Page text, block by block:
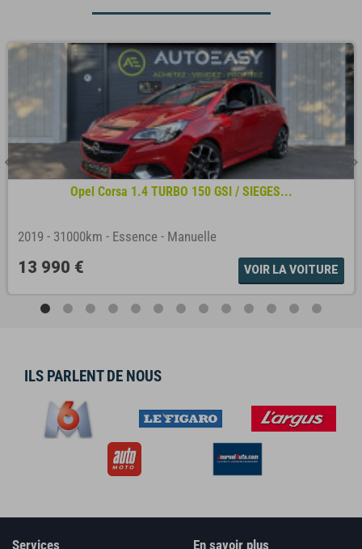
Opel Corsa 1.4 TURBO 150 GSI / SIEGES...
2019 - 31000km - Essence - Manuelle
13 990 € VOIR LA VOITURE
ILS PARLENT DE NOUS
Services En savoir plus